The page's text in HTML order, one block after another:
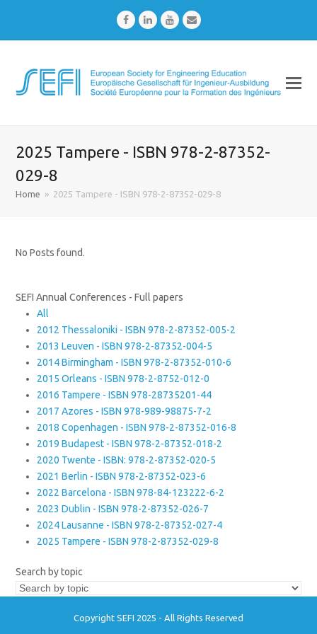
FacebookLinkedInYoutubeEmail
2025 Tampere - ISBN 978-2-87352-
029-8
Home » 2025 Tampere - ISBN 978-2-87352-029-8
No Posts found.
SEFI Annual Conferences - Full papers
All
2012 Thessaloniki - ISBN 978-2-87352-005-2
2013 Leuven - ISBN 978-2-87352-004-5
2014 Birmingham - ISBN 978-2-87352-010-6
2015 Orleans - ISBN 978-2-8752-012-0
2016 Tampere - ISBN 978-28735201-44
2017 Azores - ISBN 978-989-98875-7-2
2018 Copenhagen - ISBN 978-2-87352-016-8
2019 Budapest - ISBN 978-2-87352-018-2
2020 Twente - ISBN: 978-2-87352-020-5
2021 Berlin - ISBN 978-2-87352-023-6
2022 Barcelona - ISBN 978-84-123222-6-2
2023 Dublin - ISBN 978-2-87352-026-7
2024 Lausanne - ISBN 978-2-87352-027-4
2025 Tampere - ISBN 978-2-87352-029-8
Search by topic
Copyright SEFI 2025 - All Rights Reserved